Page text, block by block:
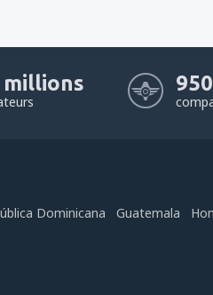
millions 950
Dominicana Guatemala